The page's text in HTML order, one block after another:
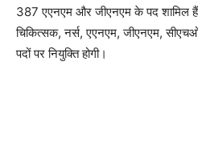
387 एएनएम और जीएनएम के पद शामिल
चिकित्सक, नर्स, एएनएम, जीएनएम,
पदों पर नियुक्ति होगी।